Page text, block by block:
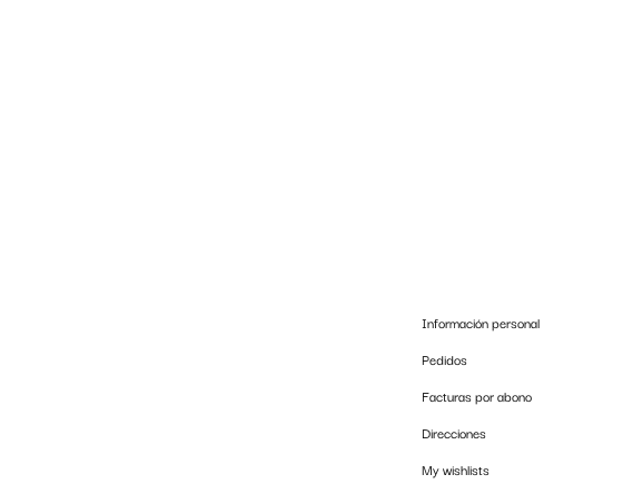
Información personal
Pedidos
Facturas por abono
Direcciones
My wishlists